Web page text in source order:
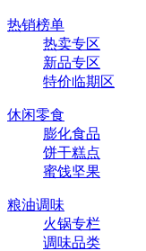
热销榜单
热卖专区
新品专区
特价临期区
休闲零食
膨化食品
饼干糕点
蜜饯坚果
粮油调味
火锅专栏
调味品类